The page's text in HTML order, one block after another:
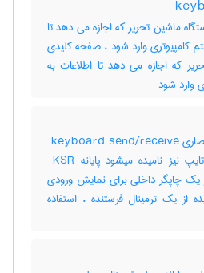
ماشین تحریر که اجازه می دهد تا
کامپیوتری وارد شود ، صفحه کلیدی
که اجازه می دهد تا اطلاعات به
وارد شود
[پایانه ‎ KSR] شکل اختصاری ‎ keyboard send/receive
terminal که پایانه تله تایپ نیز نامیده میشود پایانه ‎ KSR
چاپگر داخلی برای نمایش ورودی
یک ترمینال فرستنده ، استفاده